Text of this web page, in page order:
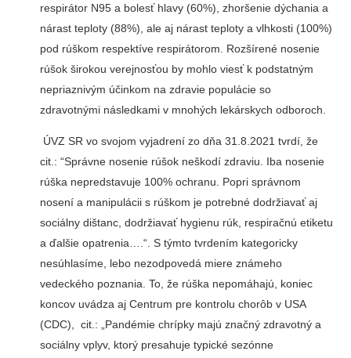
respirátor N95 a bolesť hlavy (60%), zhoršenie dýchania a
nárast teploty (88%), ale aj nárast teploty a vlhkosti (100%)
pod rúškom respektíve respirátorom. Rozšírené nosenie
rúšok širokou verejnosťou by mohlo viesť k podstatným
nepriaznivým účinkom na zdravie populácie so
zdravotnými následkami v mnohých lekárskych odboroch.
ÚVZ SR vo svojom vyjadrení zo dňa 31.8.2021 tvrdí, že
cit.: “Správne nosenie rúšok neškodí zdraviu. Iba nosenie
rúška nepredstavuje 100% ochranu. Popri správnom
nosení a manipulácii s rúškom je potrebné dodržiavať aj
sociálny dištanc, dodržiavať hygienu rúk, respiračnú etiketu
a ďalšie opatrenia….“. S týmto tvrdením kategoricky
nesúhlasíme, lebo nezodpovedá miere známeho
vedeckého poznania. To, že rúška nepomáhajú, koniec
koncov uvádza aj Centrum pre kontrolu chorôb v USA
(CDC), cit.: „Pandémie chrípky majú značný zdravotný a
sociálny vplyv, ktorý presahuje typické sezónne